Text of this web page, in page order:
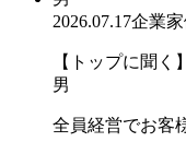
2026.07.17企業
【トップに聞
男
全員経営でお客